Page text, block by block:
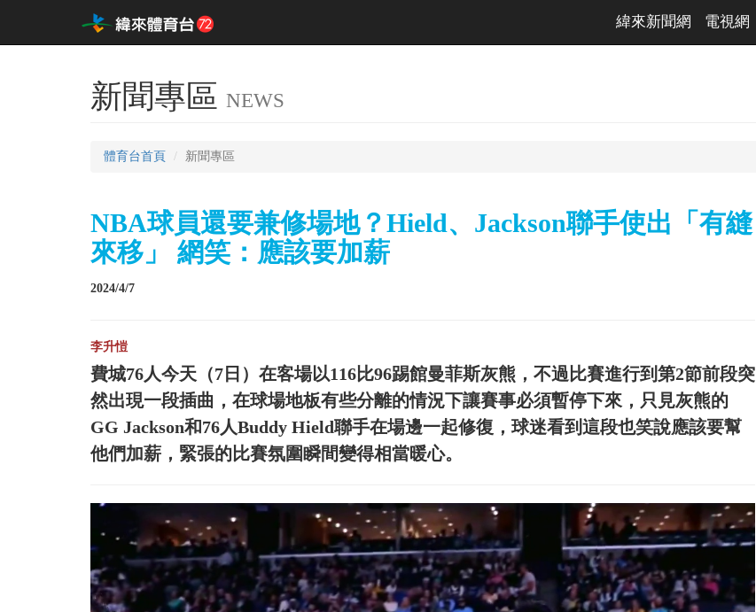
緯來新聞網 電視網
新聞專區 NEWS
體育台首頁 新聞專區
NBA球員還要兼修場地？Hield、Jackson聯手使出「有縫
來移」 網笑：應該要加薪
2024/4/7
李升愷
費城76人今天（7日）在客場以116比96踢館曼菲斯灰熊，不過比賽進行到第2節前段突
然出現一段插曲，在球場地板有些分離的情況下讓賽事必須暫停下來，只見灰熊的
GG Jackson和76人Buddy Hield聯手在場邊一起修復，球迷看到這段也笑說應該要幫
他們加薪，緊張的比賽氛圍瞬間變得相當暖心。